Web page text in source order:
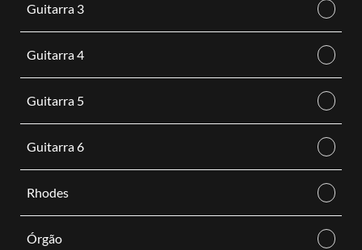
Guitarra 3
Guitarra 4
Guitarra 5
Guitarra 6
Rhodes
Órgão